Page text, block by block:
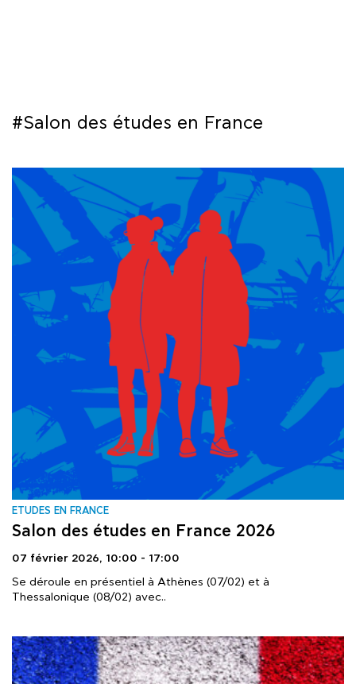
SYNERGIES
LA MÉDIATHÈQUE
#Salon des études en France
ΕTUDES EN FRANCE
Salon des études en France 2026
07 février 2026, 10:00 - 17:00
Se déroule en présentiel à Athènes (07/02) et à
Thessalonique (08/02) avec..